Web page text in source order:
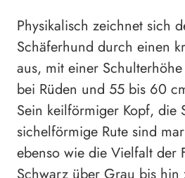
Physikalisch zeichnet sich
Schäferhund durch einen
aus, mit einer
bei Rüden und 55 bis 60
Sein keilförmiger Kopf, die
sichelförmige Rute sind
ebenso wie die Vielfalt der
Schwarz über Grau bis hin